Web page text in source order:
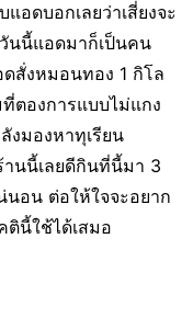
อดบอกเลยว่าเสี่ยงจะ
นนี้แอดมาก็เป็นคน
สั่งหมอนทอง 1 กิโล
ตองการแบบไม่แกง
งมองหาทุเรียน
านนี้เลยดีกินที่นี้มา 3
อน ต่อให้ใจจะอยาก
ตินี้ใช้ได้เสมอ